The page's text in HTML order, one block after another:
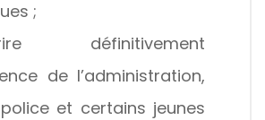
;
définitivement
de l’administration,
et certains jeunes